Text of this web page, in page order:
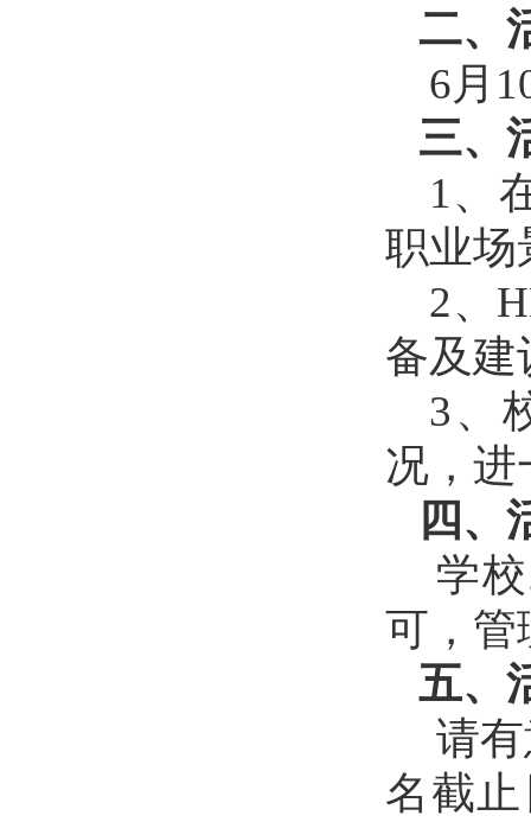
二、
6月
三、
1、
职业场
2、
备及建
3、
况，进
四、
学校
可 ， 管
五、
请
名截